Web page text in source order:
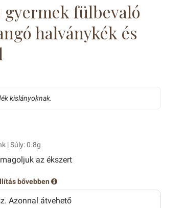
gyermek fülbevaló
halványkék és
kislányoknak.
| Súly: 0.8g
az ékszert
bővebben
Azonnal átvehető